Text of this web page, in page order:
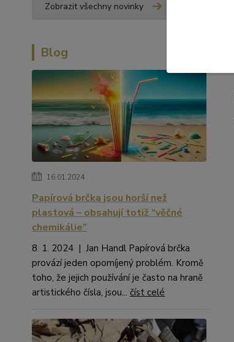
Zobrazit všechny novinky
Blog
16.01.2024
Papírová brčka jsou horší než
plastová – obsahují totiž “věčné
chemikálie”
8. 1. 2024 | Jan Handl Papírová brčka
provází jeden opomíjený problém. Kromě
toho, že jejich používání je často na hraně
artistického čísla, jsou... číst celé